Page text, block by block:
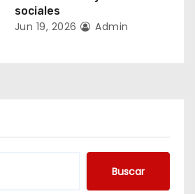
sociales
Jun 19, 2026 Admin
Buscar